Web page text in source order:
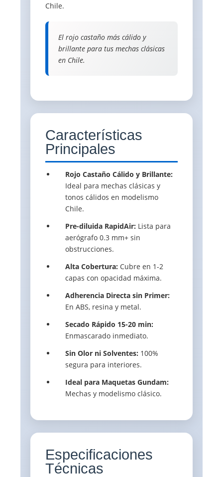
Chile.
El rojo castaño más cálido y
brillante para tus mechas clásicas
en Chile.
Características
Principales
Rojo Castaño Cálido y Brillante:
Ideal para mechas clásicas y
tonos cálidos en modelismo
Chile.
Pre-diluida RapidAir: Lista para
aerógrafo 0.3 mm+ sin
obstrucciones.
Alta Cobertura: Cubre en 1-2
capas con opacidad máxima.
Adherencia Directa sin Primer:
En ABS, resina y metal.
Secado Rápido 15-20 min:
Enmascarado inmediato.
Sin Olor ni Solventes: 100%
segura para interiores.
Ideal para Maquetas Gundam:
Mechas y modelismo clásico.
Especificaciones
Técnicas